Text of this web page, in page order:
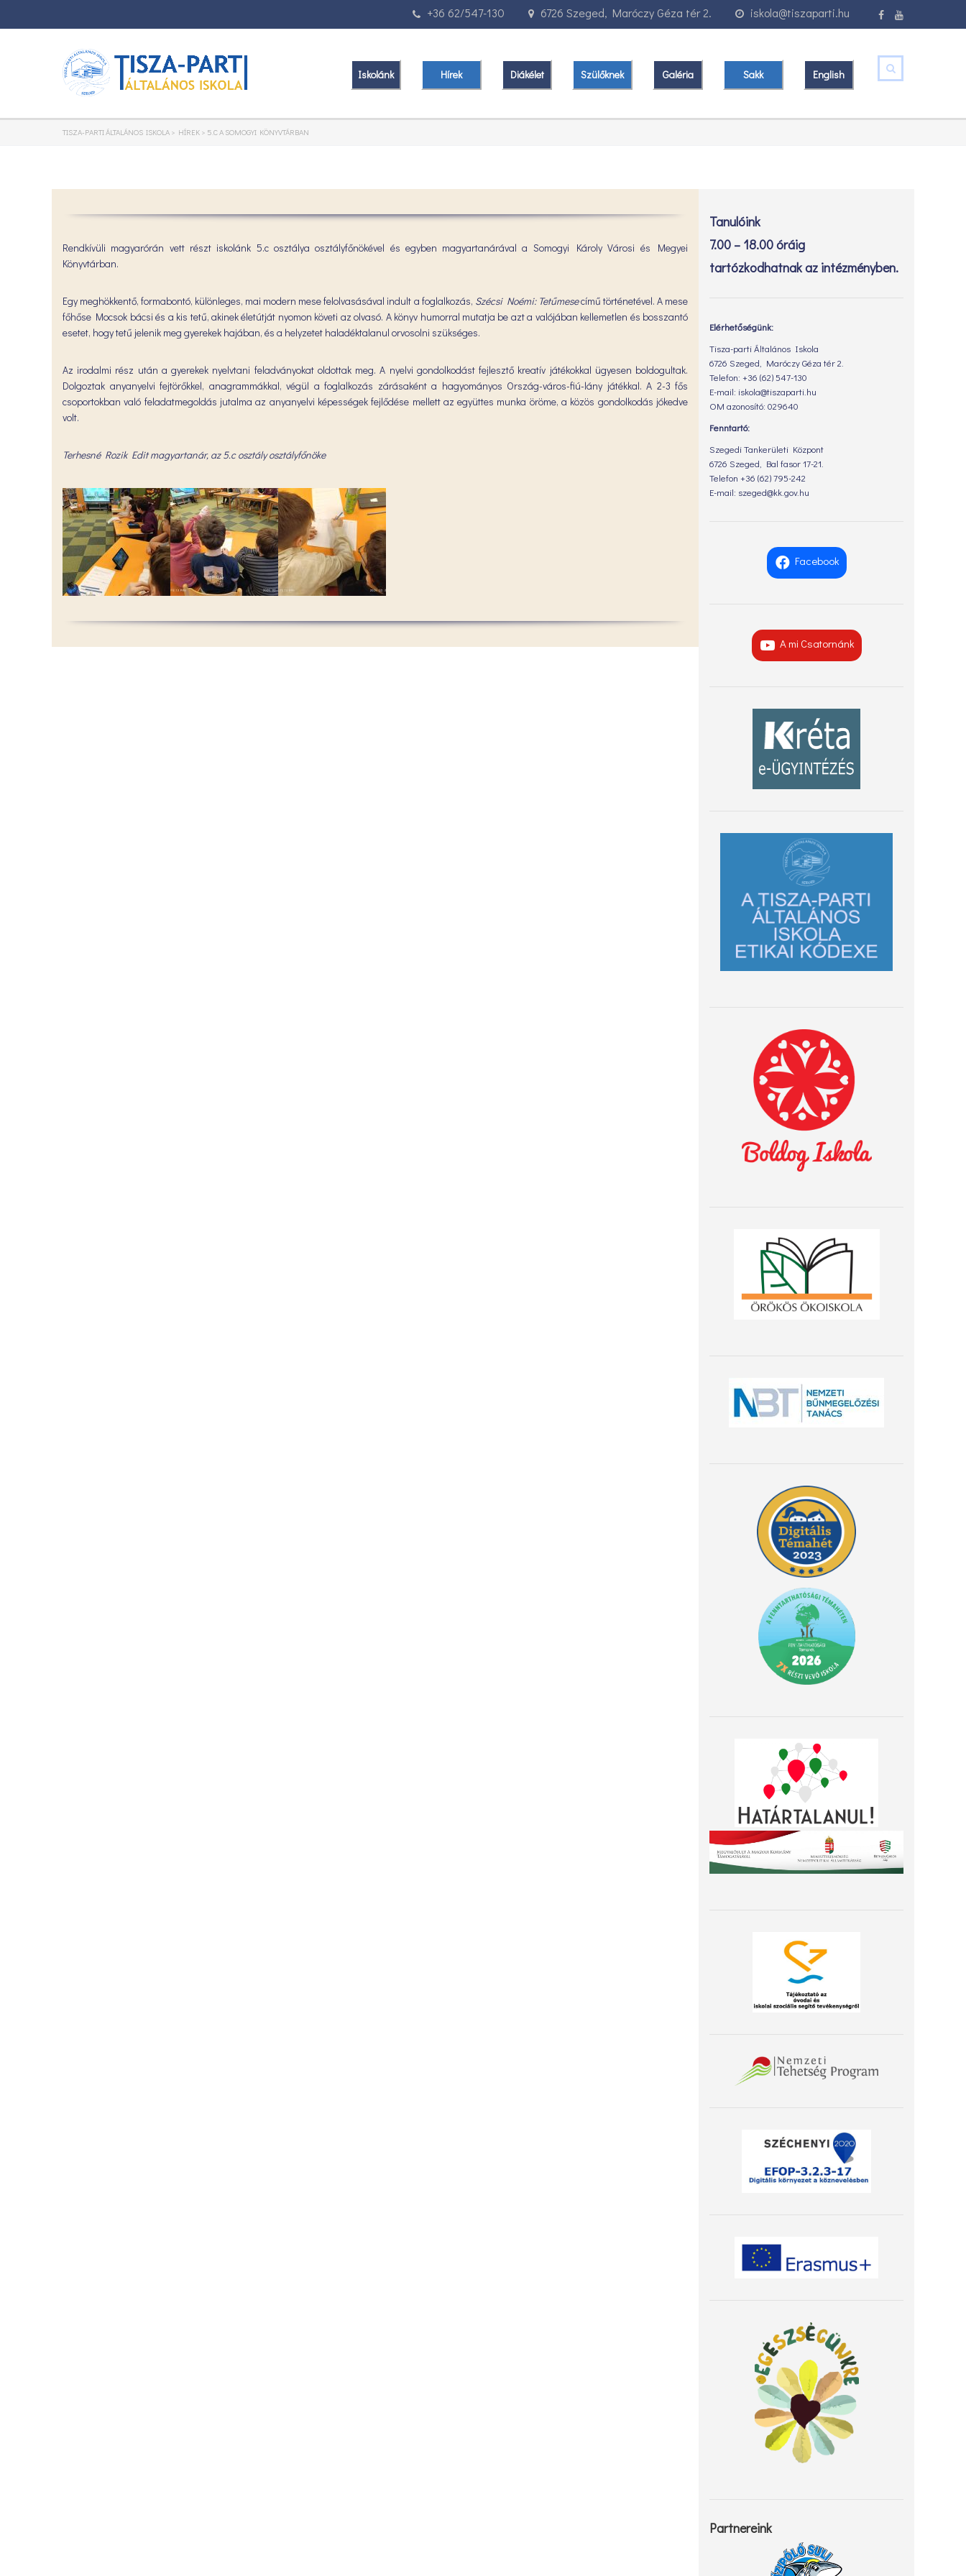
iskola@tiszaparti.hu
6726 Szeged, Maróczy Géza tér 2.
+36 62/547-130
Iskolánk Hírek Diákélet Szülőknek Galéria Sakk English
TISZA-PARTI ÁLTALÁNOS ISKOLA > HÍREK > 5.C A SOMOGYI KÖNYVTÁRBAN
Rendkívüli magyarórán vett részt iskolánk 5.c osztálya osztályfőnökével és egyben magyartanárával a Somogyi Károly Városi és Megyei
Könyvtárban.
Egy meghökkentő, formabontó, különleges, mai modern mese felolvasásával indult a foglalkozás, Szécsi Noémi: Tetűmesecímű történetével. A mese
főhőse Mocsok bácsi és a kis tetű, akinek életútját nyomon követi az olvasó. A könyv humorral mutatja be azt a valójában kellemetlen és bosszantó
esetet, hogy tetű jelenik meg gyerekek hajában, és a helyzetet haladéktalanul orvosolni szükséges.
Az irodalmi rész után a gyerekek nyelvtani feladványokat oldottak meg. A nyelvi gondolkodást fejlesztő kreatív játékokkal ügyesen boldogultak.
Dolgoztak anyanyelvi fejtörőkkel, anagrammákkal, végül a foglalkozás zárásaként a hagyományos Ország-város-fiú-lány játékkal. A 2-3 fős
csoportokban való feladatmegoldás jutalma az anyanyelvi képességek fejlődése mellett az együttes munka öröme, a közös gondolkodás jókedve
volt.
Terhesné Rozik Edit magyartanár, az 5.c osztály osztályfőnöke
Tanulóink
7.00 – 18.00 óráig
tartózkodhatnak az intézményben.
Elérhetőségünk:
Tisza-parti Általános Iskola
6726 Szeged, Maróczy Géza tér 2.
Telefon: +36 (62) 547-130
E-mail: iskola@tiszaparti.hu
OM azonosító: 029640
Fenntartó:
Szegedi Tankerületi Központ
6726 Szeged, Bal fasor 17-21.
Telefon +36 (62) 795-242
E-mail: szeged@kk.gov.hu
Facebook
A mi Csatornánk
Partnereink